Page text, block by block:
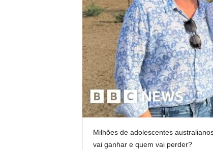
Milhões de adolescentes
vai ganhar e quem vai perder?